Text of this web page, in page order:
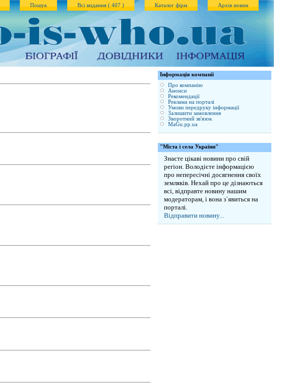
Архів новин
Каталог фірм
Всі видання ( 407 )
Пошук
Iнформація компанії
Про компанію
Анонси
Рекомендації
Реклама на порталі
Умови передруку інформації
Залишити замовлення
Зворотний зв'язок
MaGu.pp.ua
"Міста і села України"
Знаєте цікаві новини про свій
регіон. Володієте інформацією
про непересічні досягнення своїх
земляків. Нехай про це дізнаються
всі, відправте новину нашим
модераторам, і вона з`явиться на
порталі.
Відправити новину...